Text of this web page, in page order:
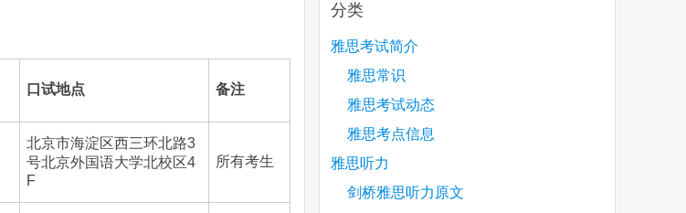
口试地点 备注
北京市海淀区西三环北路3
号北京外国语大学北校区4
F
所有考生
分类
雅思考试简介
雅思常识
雅思考试动态
雅思考点信息
雅思听力
剑桥雅思听力原文